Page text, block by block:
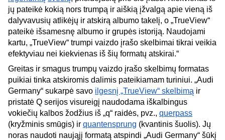
jų pateikė kokią nors trumpą ir aiškią įžvalgą apie vieną iš
dalyvavusių atlikėjų ir atskirą albumo takelį, o „TrueView“
pateikė išsamesnę albumo ir grupės istoriją. Naudojami
kartu, „TrueView“ trumpi vaizdo įrašo skelbimai tikrai veikia
efektyviau nei kiekvienas iš šių formatų atskirai.“
Greitas ir smagus trumpų vaizdo įrašo skelbimų formatas
puikiai tinka atskiromis dalimis pateikiamam turiniui. „Audi
Germany“ sukarpė savo ilgesnį „TrueView“ skelbimą ir
pristatė Q serijos visureigį naudodama iškalbingus
vokiečių kalbos žodžius iš „q“ raidės, pvz., querpass
(kryžminis smūgis) ir quantensprung (kvantinis šuolis). Jų
noras naudoti naująjį formatą atspindi „Audi Germany“ šūkį